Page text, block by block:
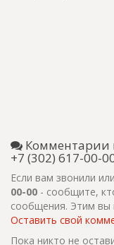
Комментарии
+7 (302) 617-00-
Если вам звонили
00-00 - сообщите,
сообщения. Этим
Оставить свой
Пока никто не